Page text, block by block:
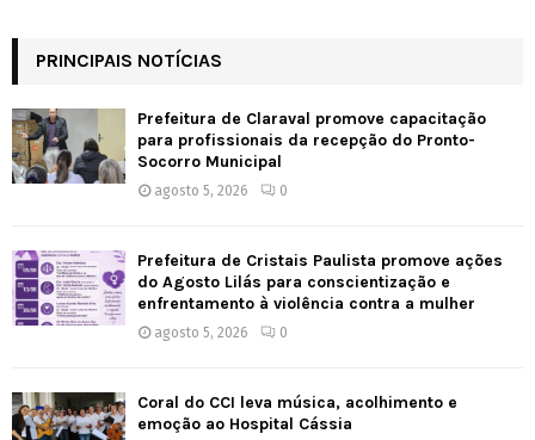
PRINCIPAIS NOTÍCIAS
Prefeitura de Claraval promove capacitação
para profissionais da recepção do Pronto-
Socorro Municipal
agosto 5, 2026 0
Prefeitura de Cristais Paulista promove ações
do Agosto Lilás para conscientização e
enfrentamento à violência contra a mulher
agosto 5, 2026 0
Coral do CCI leva música, acolhimento e
emoção ao Hospital Cássia